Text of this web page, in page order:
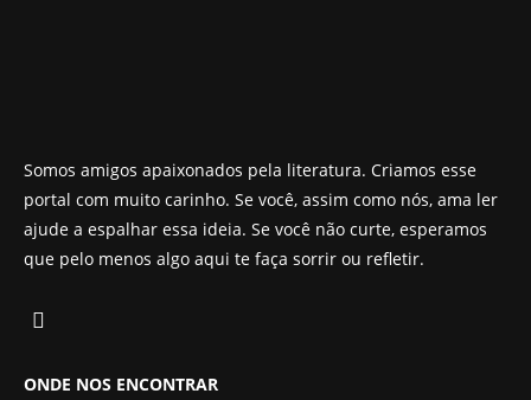
Somos amigos apaixonados pela literatura. Criamos esse
portal com muito carinho. Se você, assim como nós, ama ler
ajude a espalhar essa ideia. Se você não curte, esperamos
que pelo menos algo aqui te faça sorrir ou refletir.
ONDE NOS ENCONTRAR